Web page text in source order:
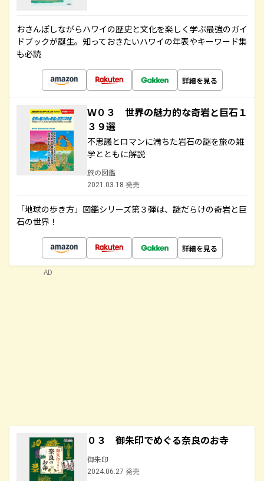
おさんぽしながらハワイの歴史と文化を楽しく学ぶ最強のガイ
ドブックが誕生。知っておきたいハワイの年表やキーワード集
も必読
詳細を見る
Ｗ０３ 世界の魅力的な奇岩と巨石１
３９選
不思議とロマンに満ちた岩石の謎を旅の雑
学とともに解説
旅の図鑑
2021.03.18 発売
「地球の歩き方」図鑑シリーズ第３弾は、謎だらけの奇岩と巨
石の世界！
詳細を見る
０３ 御朱印でめぐる奈良のお寺
御朱印
2024.06.27 発売
AD